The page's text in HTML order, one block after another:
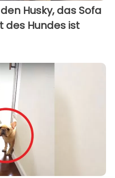
Husky, das Sofa
des Hundes ist